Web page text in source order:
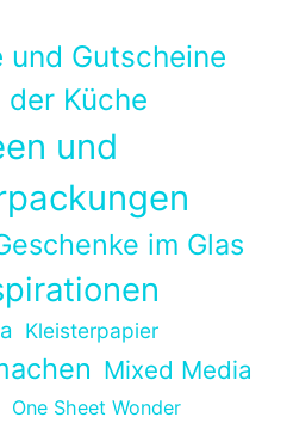
und Gutscheine
der Küche
und
im Glas
Kleisterpapier
Mixed Media
One Sheet Wonder